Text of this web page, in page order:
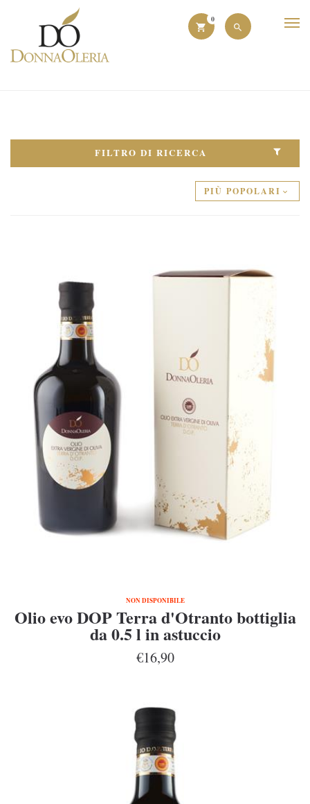
0
FILTRO DI RICERCA
PIÙ POPOLARI
NON DISPONIBILE
Olio evo DOP Terra d'Otranto bottiglia
da 0.5 l in astuccio
€16,90